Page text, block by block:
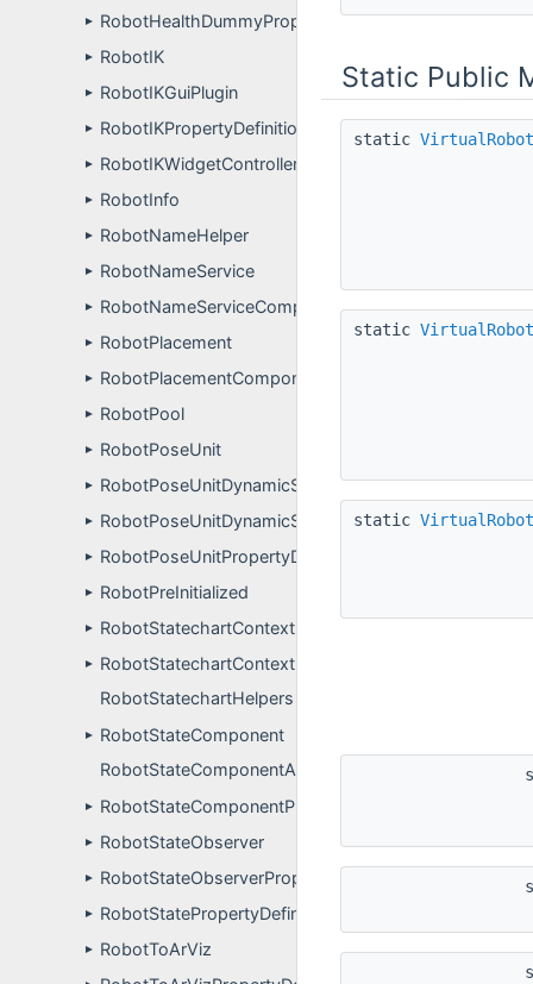
► RobotHealthDummyPropertyDefinitions
► RobotIK
► RobotIKGuiPlugin
► RobotIKPropertyDefinitions
► RobotIKWidgetController
► RobotInfo
► RobotNameHelper
► RobotNameService
► RobotNameServiceComponentPluginUser
► RobotPlacement
► RobotPlacementComponentPluginUser
► RobotPool
► RobotPoseUnit
► RobotPoseUnitDynamicSimulation
► RobotPoseUnitDynamicSimulationPropertyDefinitions
► RobotPoseUnitPropertyDefinitions
► RobotPreInitialized
► RobotStatechartContext
►
RobotStatechartContextProperties
RobotStatechartHelpers
►
RobotStateComponent
RobotStateComponentApp
► RobotStateComponentPluginUser
► RobotStateObserver
► RobotStateObserverPropertyDefinitions
► RobotStatePropertyDefinitions
► RobotToArViz
Static Public
static
static
static